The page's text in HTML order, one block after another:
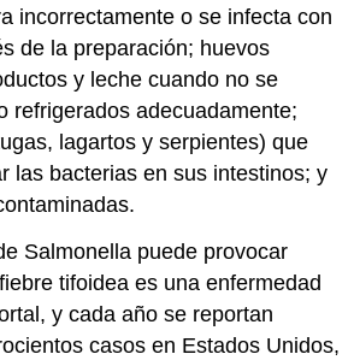
incorrectamente o se infecta con
de la preparación; huevos
y leche cuando no se
refrigerados adecuadamente;
lagartos y serpientes) que
las bacterias en sus intestinos; y
Salmonella puede provocar
tifoidea es una enfermedad
y cada año se reportan
casos en Estados Unidos,